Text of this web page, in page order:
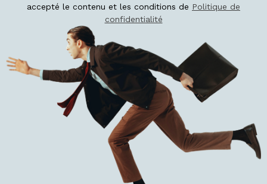
accepté le contenu et les conditions de Politique de
confidentialité